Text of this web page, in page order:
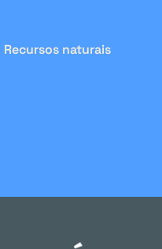
Recursos naturais